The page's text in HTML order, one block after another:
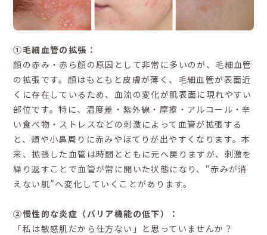
①毛細血管の拡張：
顔の赤み・赤ら顔の原因として非常に多いのが、毛細血管
の拡張です。顔はもともと皮膚が薄く、毛細血管が表面近
くに存在しているため、血流の変化が肌表面に現れやすい
部位です。特に、温度差・紫外線・摩擦・アルコール・辛
い食べ物・ストレスなどの刺激によって血管が拡張する
と、頬や小鼻周りに赤みやほてりが出やすくなります。本
来、拡張した血管は時間とともに元へ戻りますが、刺激を
繰り返すことで血管が常に開いた状態になり、“赤みが消
えない肌”へ変化していくことがあります。
②慢性的な炎症（バリア機能の低下）：
「私は敏感肌だから仕方ない」と思っていませんか？